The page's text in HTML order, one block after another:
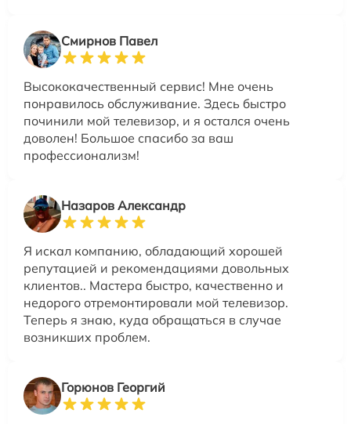
Смирнов Павел
Высококачественный сервис! Мне очень
понравилось обслуживание. Здесь быстро
починили мой телевизор, и я остался очень
доволен! Большое спасибо за ваш
профессионализм!
Назаров Александр
Я искал компанию, обладающий хорошей
репутацией и рекомендациями довольных
клиентов.. Мастера быстро, качественно и
недорого отремонтировали мой телевизор.
Теперь я знаю, куда обращаться в случае
возникших проблем.
Горюнов Георгий